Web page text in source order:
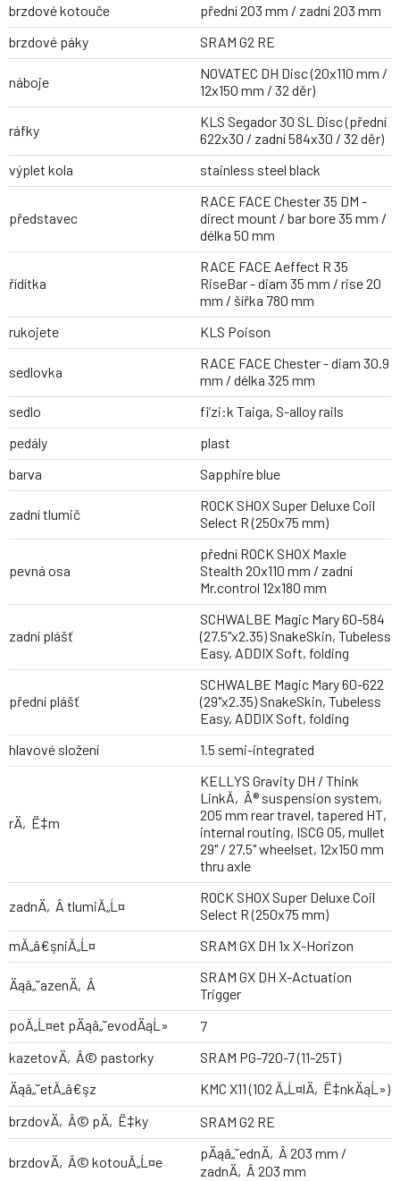
brzdové kotouče
přední 203 mm / zadní 203 mm
brzdové páky
SRAM G2 RE
náboje
NOVATEC DH Disc (20x110 mm /
12x150 mm / 32 děr)
ráfky
KLS Segador 30 SL Disc (přední
622x30 / zadní 584x30 / 32 děr)
výplet kola
stainless steel black
představec
RACE FACE Chester 35 DM -
direct mount / bar bore 35 mm /
délka 50 mm
řídítka
RACE FACE Aeffect R 35
RiseBar - diam 35 mm / rise 20
mm / šířka 780 mm
rukojete
KLS Poison
sedlovka
RACE FACE Chester - diam 30.9
mm / délka 325 mm
sedlo
fi’zi:k Taiga, S-alloy rails
pedály
plast
barva
Sapphire blue
zadní tlumič
ROCK SHOX Super Deluxe Coil
Select R (250x75 mm)
pevná osa
přední ROCK SHOX Maxle
Stealth 20x110 mm / zadní
Mr.control 12x180 mm
zadní plášť
SCHWALBE Magic Mary 60-584
(27.5"x2.35) SnakeSkin, Tubeless
Easy, ADDIX Soft, folding
přední plášť
SCHWALBE Magic Mary 60-622
(29"x2.35) SnakeSkin, Tubeless
Easy, ADDIX Soft, folding
hlavové složení
1.5 semi-integrated
rÄ‚Ë‡m
KELLYS Gravity DH / Think
LinkĂ‚Â® suspension system,
205 mm rear travel, tapered HT,
internal routing, ISCG 05, mullet
29" / 27.5" wheelset, 12x150 mm
thru axle
zadnÄ‚Â­ tlumiĂ„Ĺ¤
ROCK SHOX Super Deluxe Coil
Select R (250x75 mm)
mĂ„â€şniĂ„Ĺ¤
SRAM GX DH 1x X-Horizon
Äąâ„˘azenÄ‚Â­
SRAM GX DH X-Actuation
Trigger
poĂ„Ĺ¤et pÄąâ„˘evodÄąĹ»
7
kazetovÄ‚Â© pastorky
SRAM PG-720-7 (11-25T)
Äąâ„˘etĂ„â€şz
KMC X11 (102 Ă„Ĺ¤lÄ‚Ë‡nkÄąĹ»)
brzdovÄ‚Â© pÄ‚Ë‡ky
SRAM G2 RE
brzdovÄ‚Â© kotouĂ„Ĺ¤e
pÄąâ„˘ednÄ‚Â­ 203 mm /
zadnÄ‚Â­ 203 mm